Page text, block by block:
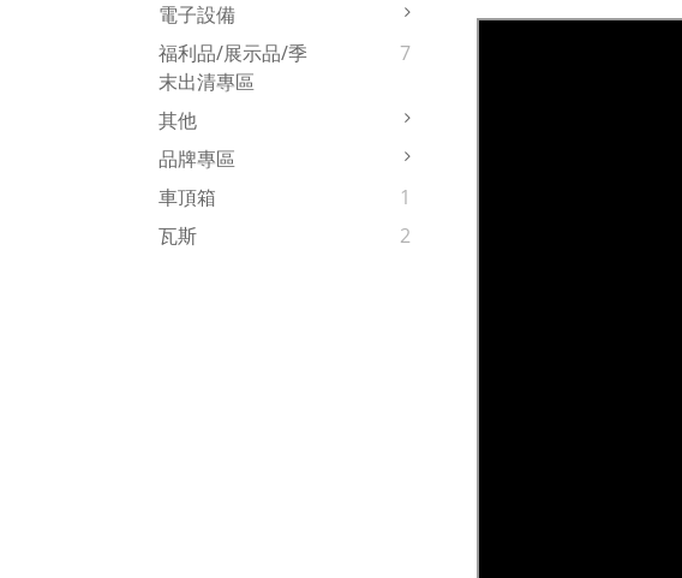
電子設備
福利品/展示品/季
末出清專區
7
其他
品牌專區
車頂箱
1
瓦斯
2